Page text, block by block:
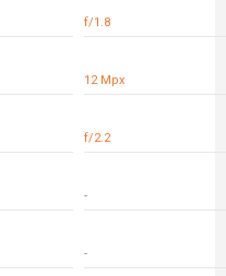
f/1.8
12 Mpx
f/2.2
-
-